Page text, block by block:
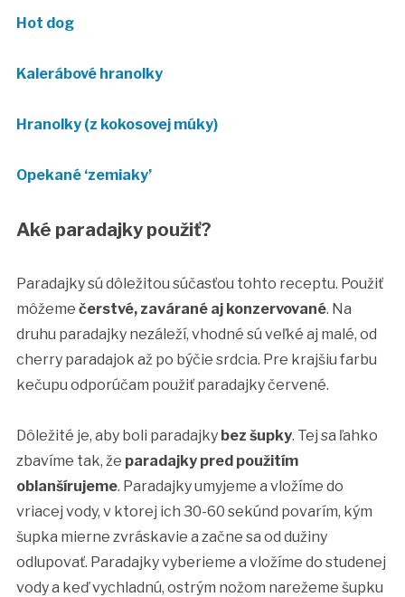
Hot dog
Kalerábové hranolky
Hranolky (z kokosovej múky)
Opekané ‘zemiaky’
Aké paradajky použiť?
Paradajky sú dôležitou súčasťou tohto receptu. Použiť
môžeme čerstvé, zavárané aj konzervované. Na
druhu paradajky nezáleží, vhodné sú veľké aj malé, od
cherry paradajok až po býčie srdcia. Pre krajšiu farbu
kečupu odporúčam použiť paradajky červené.
Dôležité je, aby boli paradajky bez šupky. Tej sa ľahko
zbavíme tak, že paradajky pred použitím
oblanšírujeme. Paradajky umyjeme a vložíme do
vriacej vody, v ktorej ich 30-60 sekúnd povarím, kým
šupka mierne zvráskavie a začne sa od dužiny
odlupovať. Paradajky vyberieme a vložíme do studenej
vody a keď vychladnú, ostrým nožom narežeme šupku